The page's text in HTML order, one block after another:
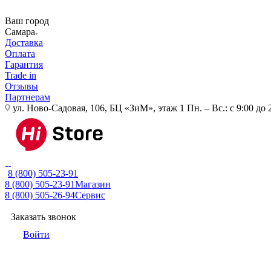
Ваш город
Самара
Доставка
Оплата
Гарантия
Trade in
Отзывы
Партнерам
ул. Ново-Садовая, 106, БЦ «ЗиМ», этаж 1 Пн. – Вс.: с 9:00 до
8 (800) 505-23-91
8 (800) 505-23-91Магазин
8 (800) 505-26-94Сервис
Заказать звонок
Войти